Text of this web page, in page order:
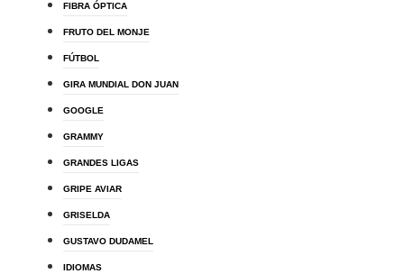
FIBRA ÓPTICA
FRUTO DEL MONJE
FÚTBOL
GIRA MUNDIAL DON JUAN
GOOGLE
GRAMMY
GRANDES LIGAS
GRIPE AVIAR
GRISELDA
GUSTAVO DUDAMEL
IDIOMAS